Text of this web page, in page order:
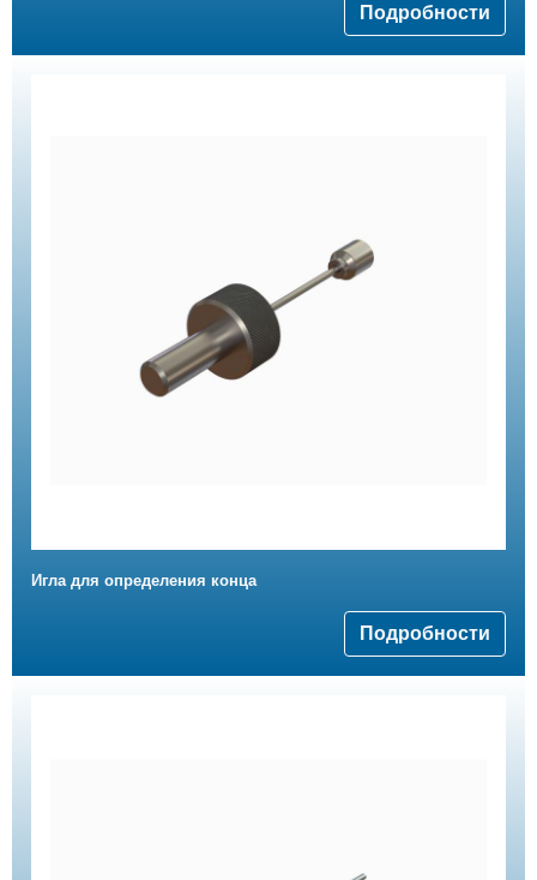
Подробности
Игла для определения конца
Подробности